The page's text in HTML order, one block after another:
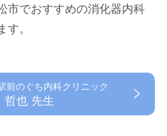
市でおすすめの消化器内科
。
前のぐち内科クリニック
哲也 先生